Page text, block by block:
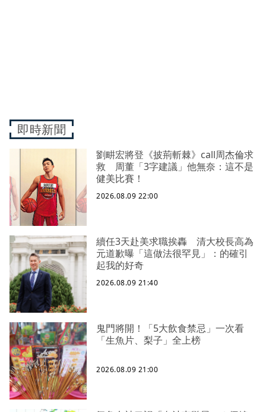
即時新聞
劉畊宏將登《披荊斬棘》call周杰倫求
救 周董「3字建議」他無奈：這不是
健美比賽！
2026.08.09 22:00
續任3天赴美求職挨轟 清大校長高為
元道歉曝「這做法很罕見」：的確引
起我的好奇
2026.08.09 21:40
鬼門將開！「5大飲食禁忌」一次看
「生魚片、梨子」全上榜
2026.08.09 21:00